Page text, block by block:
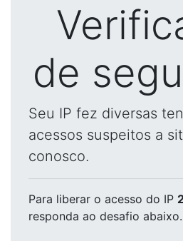
de
Seu IP fez diversas
acessos suspeitos a
conosco.
Para liberar o acesso do IP
responda ao desafio abaixo.